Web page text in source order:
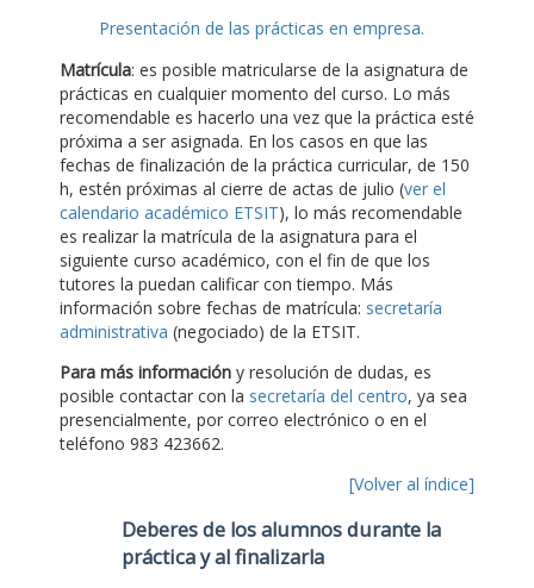
Presentación de las prácticas en empresa.
Matrícula: es posible matricularse de la asignatura de
prácticas en cualquier momento del curso. Lo más
recomendable es hacerlo una vez que la práctica esté
próxima a ser asignada. En los casos en que las
fechas de finalización de la práctica curricular, de 150
h, estén próximas al cierre de actas de julio (ver el
calendario académico ETSIT), lo más recomendable
es realizar la matrícula de la asignatura para el
siguiente curso académico, con el fin de que los
tutores la puedan calificar con tiempo. Más
información sobre fechas de matrícula: secretaría
administrativa (negociado) de la ETSIT.
Para más información y resolución de dudas, es
posible contactar con la secretaría del centro, ya sea
presencialmente, por correo electrónico o en el
teléfono 983 423662.
[Volver al índice]
Deberes de los alumnos durante la
práctica y al finalizarla